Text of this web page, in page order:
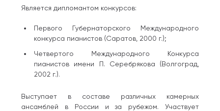
Является дипломантом конкурсов:
Первого Губернаторского Международного
конкурса пианистов (Саратов, 2000 г.);
Четвертого Международного Конкурса
пианистов имени П. Серебрякова (Волгоград,
2002 г.).
Выступает в составе различных камерных
ансамблей в России и за рубежом. Участвует